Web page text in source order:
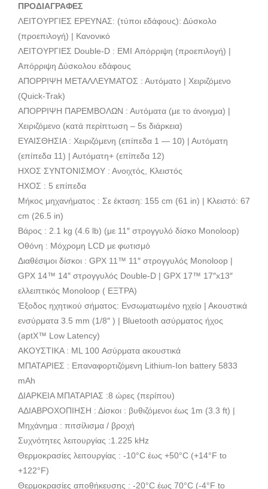
ΠΡΟΔΙΑΓΡΑΦΕΣ
ΛΕΙΤΟΥΡΓΙΕΣ ΕΡΕΥΝΑΣ: (τύποι εδάφους): Δύσκολο
(προεπιλογή) | Κανονικό
ΛΕΙΤΟΥΡΓΙΕΣ Double-D : EMI Απόρριψη (προεπιλογή) |
Απόρριψη Δύσκολου εδάφους
ΑΠΟΡΡΙΨΗ ΜΕΤΑΛΛΕΥΜΑΤΟΣ : Αυτόματο | Χειριζόμενο
(Quick-Trak)
ΑΠΟΡΡΙΨΗ ΠΑΡΕΜΒΟΛΩΝ : Αυτόματα (με το άνοιγμα) |
Χειριζόμενο (κατά περίπτωση – 5s διάρκεια)
ΕΥΑΙΣΘΗΣΙΑ : Χειριζόμενη (επίπεδα 1 — 10) | Αυτόματη
(επίπεδα 11) | Αυτόματη+ (επίπεδα 12)
ΗΧΟΣ ΣΥΝΤΟΝΙΣΜΟΥ : Ανοιχτός, Κλειστός
ΗΧΟΣ : 5 επίπεδα
Μήκος μηχανήματος : Σε έκταση: 155 cm (61 in) | Κλειστό: 67
cm (26.5 in)
Βάρος : 2.1 kg (4.6 lb) (με 11″ στρογγυλό δίσκο Monoloop)
Οθόνη : Mόχρομη LCD με φωτισμό
Διαθέσιμοι δίσκοι : GPX 11™ 11″ στρογγυλός Monoloop |
GPX 14™ 14″ στρογγυλός Double-D | GPX 17™ 17″x13″
ελλειπτικός Monoloop ( ΕΞΤΡΑ)
Έξοδος ηχητικού σήματος: Ενσωματωμένο ηχείο | Ακουστικά
ενσύρματα 3.5 mm (1/8″ ) | Bluetooth ασύρματος ήχος
(aptX™ Low Latency)
ΑΚΟΥΣΤΙΚΑ : ML 100 Ασύρματα ακουστικά
ΜΠΑΤΑΡΙΕΣ : Επαναφορτιζόμενη Lithium-Ion battery 5833
mAh
ΔΙΑΡΚΕΙΑ ΜΠΑΤΑΡΙΑΣ :8 ώρες (περίπου)
ΑΔΙΑΒΡΟΧΟΠΙΗΣΗ : Δίσκοι : βυθιζόμενοι έως 1m (3.3 ft) |
Μηχάνημα : πιτσίλισμα / βροχή
Συχνότητες λειτουργίας :1.225 kHz
Θερμοκρασίες λειτουργίας : -10°C έως +50°C (+14°F to
+122°F)
Θερμοκρασίες αποθήκευσης : -20°C έως 70°C (-4°F to